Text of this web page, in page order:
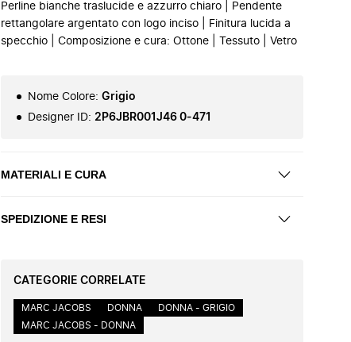
Perline bianche traslucide e azzurro chiaro | Pendente
rettangolare argentato con logo inciso | Finitura lucida a
specchio | Composizione e cura: Ottone | Tessuto | Vetro
Nome Colore: Grigio
Designer ID: 2P6JBR001J46 0-471
MATERIALI E CURA
SPEDIZIONE E RESI
CATEGORIE CORRELATE
MARC JACOBS DONNA
DONNA - GRIGIO
MARC JACOBS - DONNA